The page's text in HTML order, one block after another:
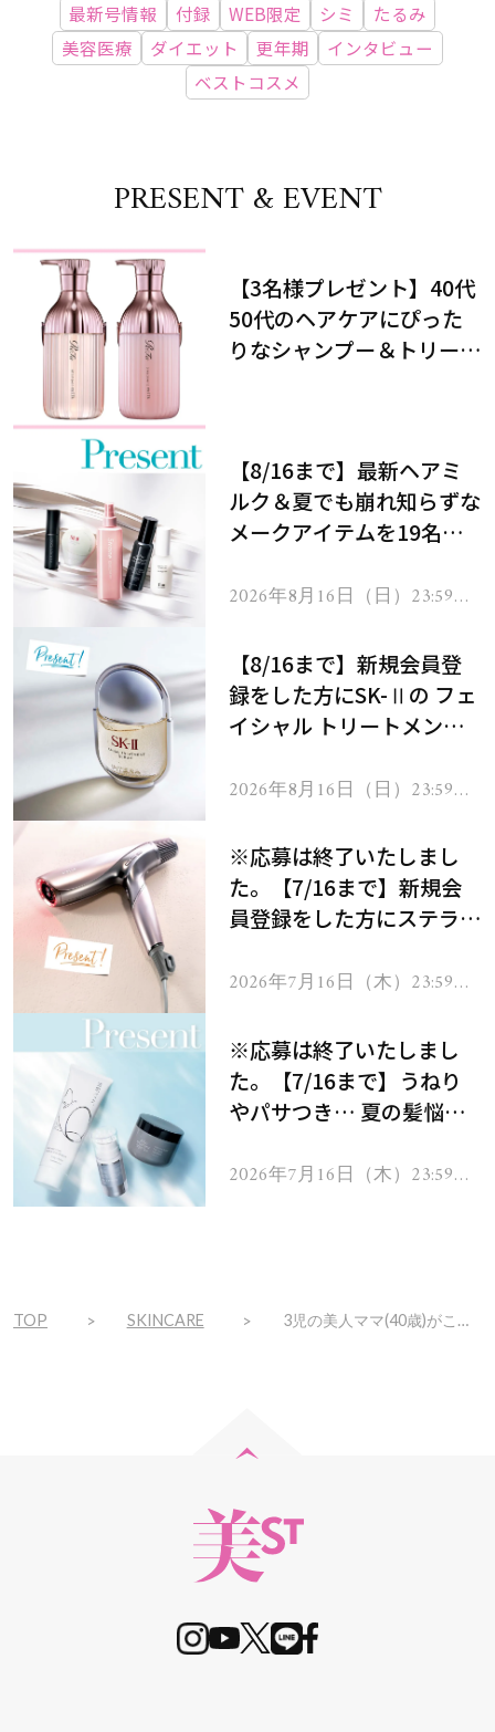
最新号情報 付録 WEB限定 シミ
たるみ
美容医療
ダイエット 更年期
インタビュー
ベストコスメ
PRESENT & EVENT
【3名様プレゼント】40代
50代のヘアケアにぴった
りなシャンプー＆トリート
【8/16まで】最新ヘアミ
ルク＆夏でも崩れ知らずな
メークアイテムを19名様
2026年8月16日（日）23:59ま
【8/16まで】新規会員登
録をした方にSK-Ⅱの フェ
イシャル トリートメント
2026年8月16日（日）23:59ま
※応募は終了いたしまし
た。【7/16まで】新規会
員登録をした方にステラボ
ヘアドライヤー ジュエル
2026年7月16日（木）23:59ま
※応募は終了いたしまし
た。【7/16まで】うねり
やパサつき… 夏の髪悩み
ムを13名様にプレゼン
2026年7月16日（木）23:59ま
TOP SKINCARE 3児の美人ママ(40歳)がここぞという日に使う「顔面輪郭形成パック」って？